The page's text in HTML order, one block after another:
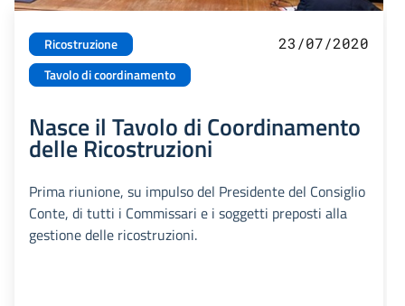
Ricostruzione
Tavolo di coordinamento
23/07/2020
Nasce il Tavolo di Coordinamento
delle Ricostruzioni
Prima riunione, su impulso del Presidente del Consiglio
Conte, di tutti i Commissari e i soggetti preposti alla
gestione delle ricostruzioni.